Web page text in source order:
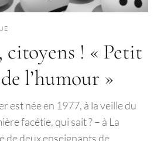
citoyens ! « Petit
l’humour »
est née en 1977, à la veille du
facétie, qui sait ? – à La
de deux enseignants de